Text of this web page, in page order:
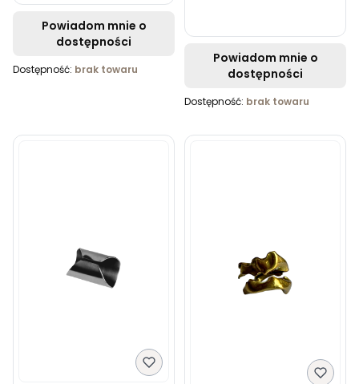
Powiadom mnie o
dostępności
Dostępność: brak towaru
Powiadom mnie o
dostępności
Dostępność: brak towaru